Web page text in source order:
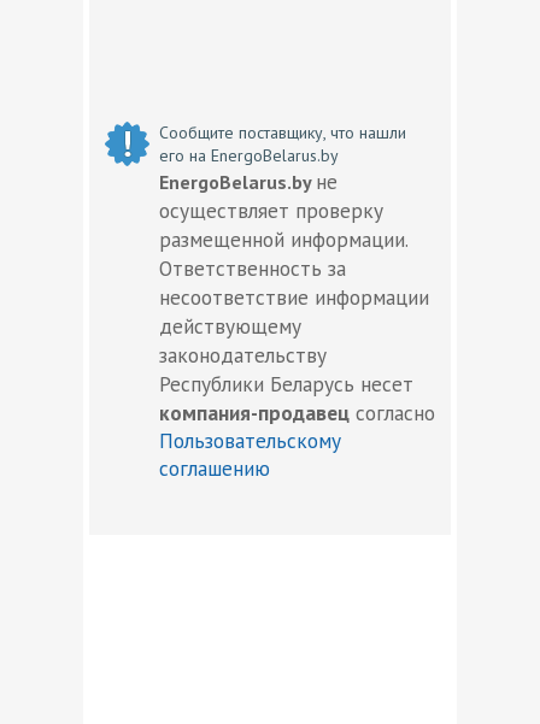
Сообщите поставщику, что нашли
его на EnergoBelarus.by
EnergoBelarus.by не
осуществляет проверку
размещенной информации.
Ответственность за
несоответствие информации
действующему
законодательству
Республики Беларусь несет
компания-продавец согласно
Пользовательскому
соглашению